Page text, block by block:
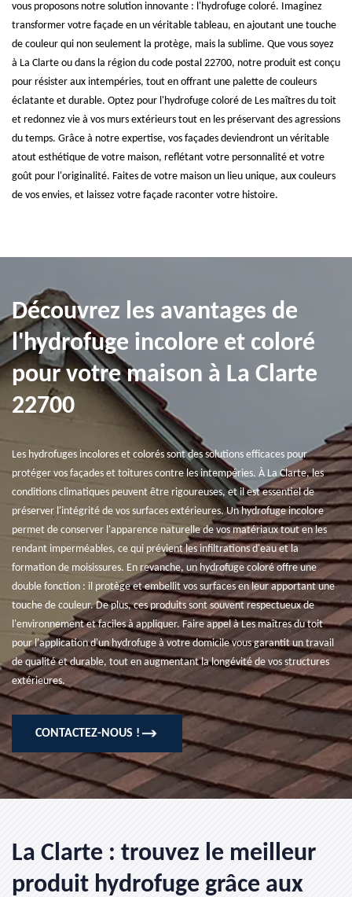
vous proposons notre solution innovante : l'hydrofuge coloré. Imaginez
transformer votre façade en un véritable tableau, en ajoutant une touche
de couleur qui non seulement la protège, mais la sublime. Que vous soyez
à La Clarte ou dans la région du code postal 22700, notre produit est conçu
pour résister aux intempéries, tout en offrant une palette de couleurs
éclatante et durable. Optez pour l'hydrofuge coloré de Les maîtres du toit
et redonnez vie à vos murs extérieurs tout en les préservant des agressions
du temps. Grâce à notre expertise, vos façades deviendront un véritable
atout esthétique de votre maison, reflétant votre personnalité et votre
goût pour l'originalité. Faites de votre maison un lieu unique, aux couleurs
de vos envies, et laissez votre façade raconter votre histoire.
Découvrez les avantages de
l'hydrofuge incolore et coloré
pour votre maison à La Clarte
22700
Les hydrofuges incolores et colorés sont des solutions efficaces pour
protéger vos façades et toitures contre les intempéries. À La Clarte, les
conditions climatiques peuvent être rigoureuses, et il est essentiel de
préserver l'intégrité de vos surfaces extérieures. Un hydrofuge incolore
permet de conserver l'apparence naturelle de vos matériaux tout en les
rendant imperméables, ce qui prévient les infiltrations d'eau et la
formation de moisissures. En revanche, un hydrofuge coloré offre une
double fonction : il protège et embellit vos surfaces en leur apportant une
touche de couleur. De plus, ces produits sont souvent respectueux de
l'environnement et faciles à appliquer. Faire appel à Les maîtres du toit
pour l'application d'un hydrofuge à votre domicile vous garantit un travail
de qualité et durable, tout en augmentant la longévité de vos structures
extérieures.
CONTACTEZ-NOUS !
La Clarte : trouvez le meilleur
produit hydrofuge grâce aux